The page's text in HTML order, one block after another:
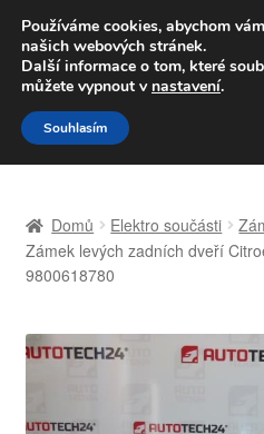
DOPRAVA
Volejte po-pá 9-
Přeskočit
na
navigaci
Přejít
k
obsahu
Celosvětová doprava
Kontakt
Košík
Domů Elektro součásti
Zámek levých zadních dveří
9800618780
Používáme cookies, abychom
našich webových stránek.
Další informace o tom, které
můžete vypnout v nastavení.
Souhlasím